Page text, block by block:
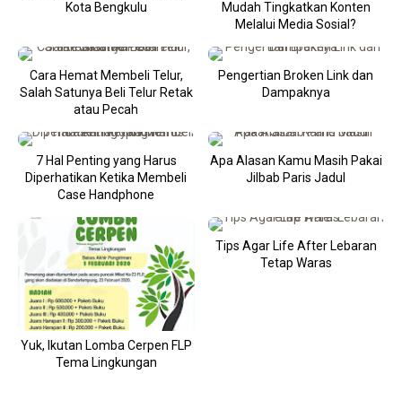
Kota Bengkulu
Mudah Tingkatkan Konten
Melalui Media Sosial?
Cara Hemat Membeli Telur,
Salah Satunya Beli Telur Retak
atau Pecah
Pengertian Broken Link dan
Dampaknya
7 Hal Penting yang Harus
Diperhatikan Ketika Membeli
Case Handphone
Apa Alasan Kamu Masih Pakai
Jilbab Paris Jadul
Yuk, Ikutan Lomba Cerpen FLP
Tema Lingkungan
Tips Agar Life After Lebaran
Tetap Waras